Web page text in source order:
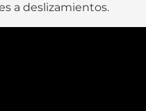
a deslizamientos.